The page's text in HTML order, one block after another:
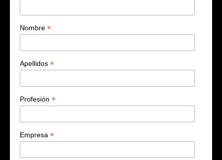
Nombre *
Apellidos *
Profesión *
Empresa *